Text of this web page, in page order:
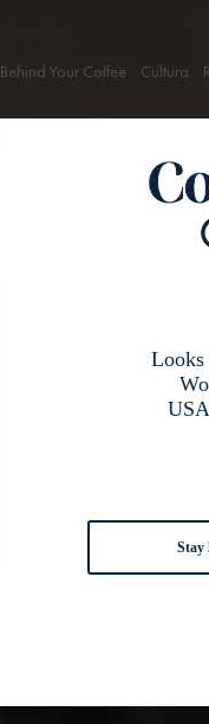
Behind Your Coffee Cultura
Stay